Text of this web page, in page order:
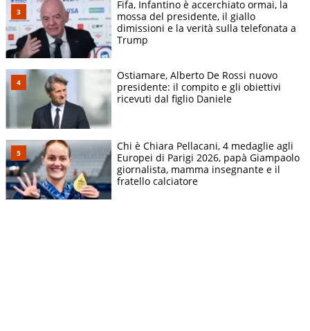
Fifa, Infantino è accerchiato ormai, la
mossa del presidente, il giallo
dimissioni e la verità sulla telefonata a
Trump
Ostiamare, Alberto De Rossi nuovo
presidente: il compito e gli obiettivi
ricevuti dal figlio Daniele
Chi è Chiara Pellacani, 4 medaglie agli
Europei di Parigi 2026, papà Giampaolo
giornalista, mamma insegnante e il
fratello calciatore